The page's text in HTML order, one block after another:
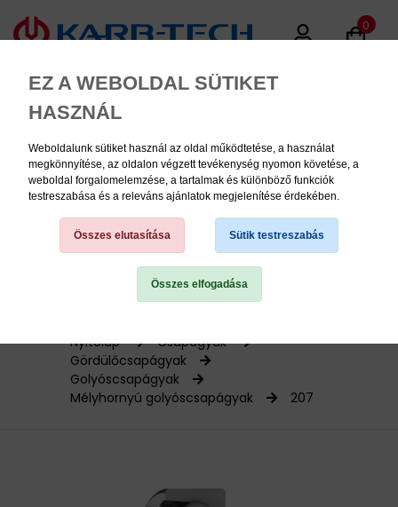
EZ A WEBOLDAL SÜTIKET
HASZNÁL
Weboldalunk sütiket használ az oldal működtetése, a használat
megkönnyítése, az oldalon végzett tevékenység nyomon követése, a
weboldal forgalomelemzése, a tartalmak és különböző funkciók
testreszabása és a releváns ajánlatok megjelenítése érdekében.
Összes elutasítása Sütik testreszabás
Összes elfogadása
0
MENU
KÉZISZERSZÁMOK
Termékinformációk
Nyitólap
Csapágyak
Gördülőcsapágyak
Golyóscsapágyak
Mélyhornyú golyóscsapágyak
207